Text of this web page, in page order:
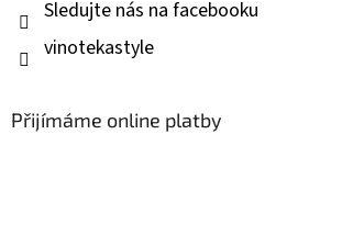
Sledujte nás na facebooku
vinotekastyle
Přijímáme online platby